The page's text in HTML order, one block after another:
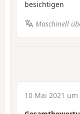
besichtigen
Maschinell
10 Mai 2021 um